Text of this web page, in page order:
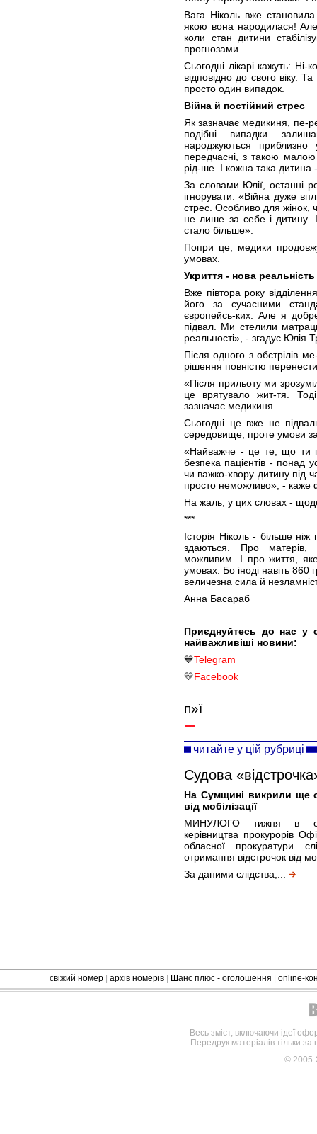
Вага Ніколь вже становила
якою вона народилася!
коли стан дитини
прогнозами.
Сьогодні лікарі кажуть: Ні-
відповідно до свого віку.
просто один випадок.
Війна й постійний стрес
Як зазначає медикиня, пе-
подібні випадки
народжуються приблизно
передчасні, з такою
рід-ше. І кожна така дитина
За словами Юлії, останні
ігнорувати: «Війна дуже
стрес. Особливо для жінок,
не лише за себе і дитину.
стало більше».
Попри це, медики
умовах.
Укриття - нова реальність
Вже півтора року
його за сучасними
європейсь-ких. Але я
підвал. Ми стелили
реальності», - згадує Юлія
Після одного з обстрілів
рішення повністю
«Після прильоту ми
це врятувало жит-тя.
зазначає медикиня.
Сьогодні це вже не
середовище, проте умови
«Найважче - це те, що ти
безпека пацієнтів - понад
чи важко-хвору дитину під
просто неможливо», - каже
На жаль, у цих словах -
***
Історія Ніколь - більше
здаються. Про матерів,
можливим. І про життя,
умовах. Бо іноді навіть
величезна сила й
Анна Басараб
Приєднуйтесь до нас у
найважливіші новини:
💙Telegram
💛Facebook
п»ї
читайте у цій рубриці
Судова
На Сумщині викрили ще
від мобілізації
МИНУЛОГО тижня в
керівництва прокурорів
обласної прокуратури
отримання відстрочок від
За даними слідства,...
свіжий номер архів номерів Шанс плюс - оголошення online-
Весь зміст, включаючи ідеї
Передрук матеріалів тільки
©